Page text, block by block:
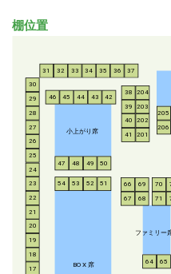
棚位置
小上がり席
BO X 席
ファミリー
17
18
19
20
21
22
23
24
25
26
27
28
29
30
31 32 33 34 35 36 37
38
39
40
41
42
43
44
45
46
47 48 49 50
51
52
53
54
64 65
66
67
68
69
70
71
201
202
203
204
205
206